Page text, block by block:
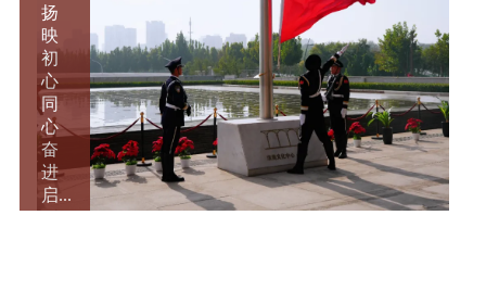
扬
映
初
心
同
心
奋
进
启...